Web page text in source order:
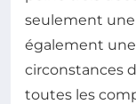
seulement
également une
circonstances
toutes les